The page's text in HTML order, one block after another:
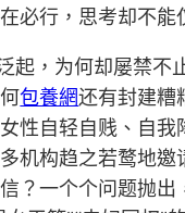
必行，思考却不能
起，为何却屡禁不
包養網还有封建糟
性自轻自贱、自我
机构趋之若鹜地邀
？一个个问题抛出